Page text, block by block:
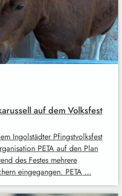
auf dem Volksfest
Ingolstädter Pfingstvolksfest
PETA auf den Plan
des Festes mehrere
eingegangen. PETA …